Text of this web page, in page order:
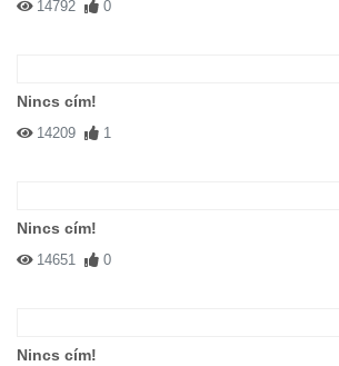
14792 0
Nincs cím!
14209 1
Nincs cím!
14651 0
Nincs cím!